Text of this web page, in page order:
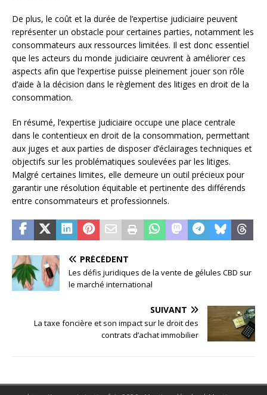
De plus, le coût et la durée de l’expertise judiciaire peuvent
représenter un obstacle pour certaines parties, notamment les
consommateurs aux ressources limitées. Il est donc essentiel
que les acteurs du monde judiciaire œuvrent à améliorer ces
aspects afin que l’expertise puisse pleinement jouer son rôle
d’aide à la décision dans le règlement des litiges en droit de la
consommation.
En résumé, l’expertise judiciaire occupe une place centrale
dans le contentieux en droit de la consommation, permettant
aux juges et aux parties de disposer d’éclairages techniques et
objectifs sur les problématiques soulevées par les litiges.
Malgré certaines limites, elle demeure un outil précieux pour
garantir une résolution équitable et pertinente des différends
entre consommateurs et professionnels.
PRÉCÉDENT
Les défis juridiques de la vente de gélules CBD sur
le marché international
SUIVANT
La taxe foncière et son impact sur le droit des
contrats d’achat immobilier